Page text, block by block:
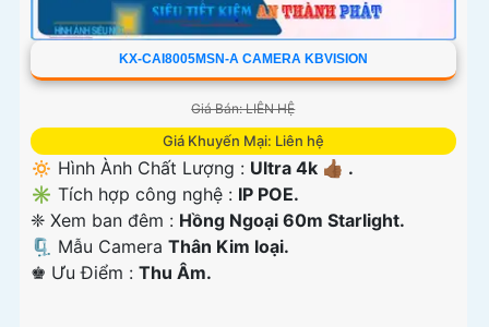
KX-CAI8005MSN-A CAMERA KBVISION
Giá Bán: LIÊN HỆ
Giá Khuyến Mại: Liên hệ
🔅 Hình Ành Chất Lượng : Ultra 4k 👍🏾 .
✳️ Tích hợp công nghệ : IP POE.
❈ Xem ban đêm : Hồng Ngoại 60m Starlight.
🗜️ Mẫu Camera Thân Kim loại.
️♚ Ưu Điểm : Thu Âm.